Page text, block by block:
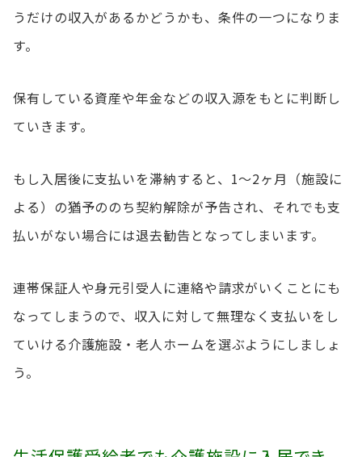
うだけの収入があるかどうかも、条件の一つになりま
す。
保有している資産や年金などの収入源をもとに判断し
ていきます。
もし入居後に支払いを滞納すると、1〜2ヶ月（施設に
よる）の猶予ののち契約解除が予告され、それでも支
払いがない場合には退去勧告となってしまいます。
連帯保証人や身元引受人に連絡や請求がいくことにも
なってしまうので、収入に対して無理なく支払いをし
ていける介護施設・老人ホームを選ぶようにしましょ
う。